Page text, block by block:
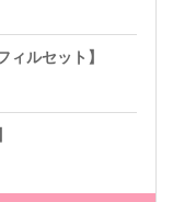
ィルセット】